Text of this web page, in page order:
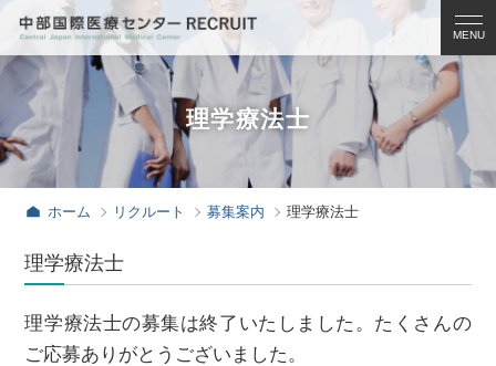
募集案内
病院見学のご案内
看護学生
医学生
専攻医
看護部
理学療法士
ホーム リクルート 募集案内 理学療法士
理学療法士
理学療法士の募集は終了いたしました。たくさんの
ご応募ありがとうございました。